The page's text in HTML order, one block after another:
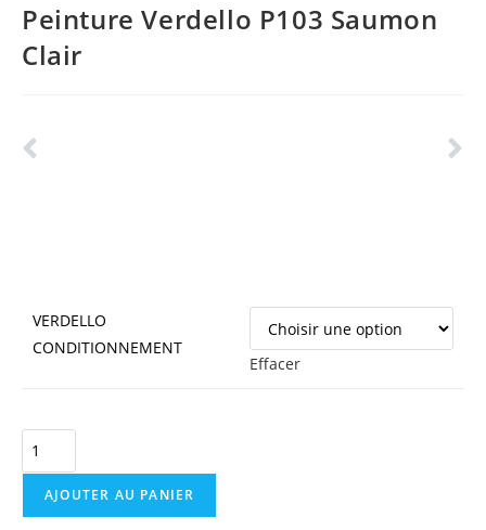
Peinture Verdello P103 Saumon
Clair
VERDELLO
CONDITIONNEMENT
Effacer
AJOUTER AU PANIER